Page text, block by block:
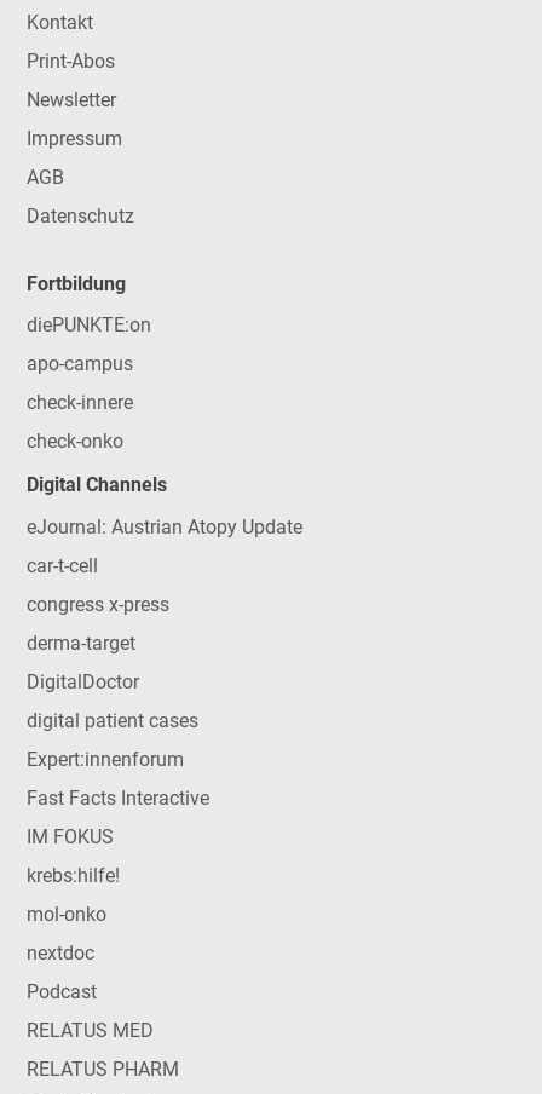
Kontakt
Print-Abos
Newsletter
Impressum
AGB
Datenschutz
Fortbildung
diePUNKTE:on
apo-campus
check-innere
check-onko
Digital Channels
eJournal: Austrian Atopy Update
car-t-cell
congress x-press
derma-target
DigitalDoctor
digital patient cases
Expert:innenforum
Fast Facts Interactive
IM FOKUS
krebs:hilfe!
mol-onko
nextdoc
Podcast
RELATUS MED
RELATUS PHARM